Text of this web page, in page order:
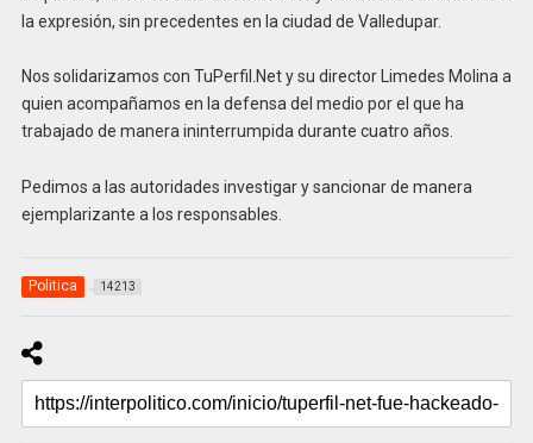
la expresión, sin precedentes en la ciudad de Valledupar.
Nos solidarizamos con TuPerfil.Net y su director Limedes Molina a
quien acompañamos en la defensa del medio por el que ha
trabajado de manera ininterrumpida durante cuatro años.
Pedimos a las autoridades investigar y sancionar de manera
ejemplarizante a los responsables.
Politica 14213